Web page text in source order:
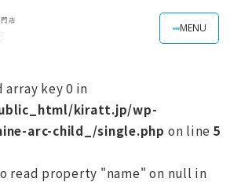
MENU
array key 0 in
kiratt.jp/wp-
arc-child_/single.php on line 5
read property "name" on null in